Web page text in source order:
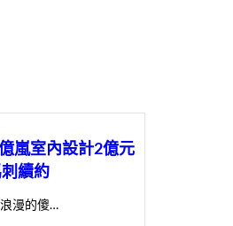
嵐室內設計2億元
續約
漫的傻…